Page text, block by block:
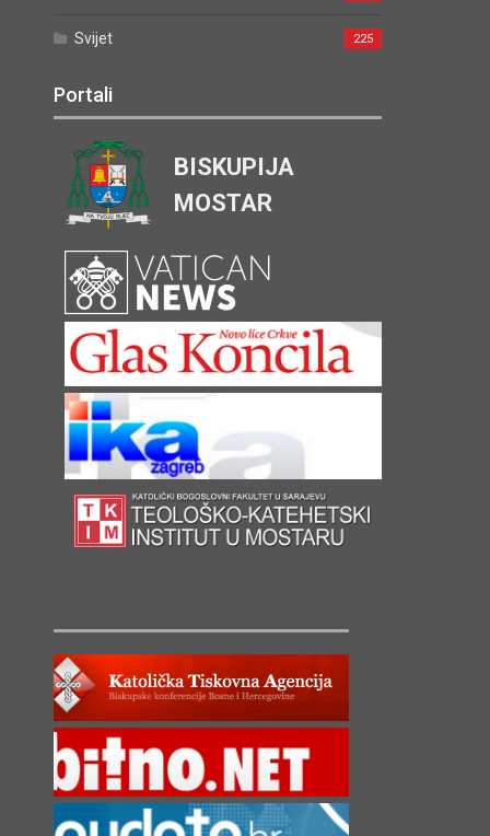
Svijet 225
Portali
BISKUPIJA
MOSTAR